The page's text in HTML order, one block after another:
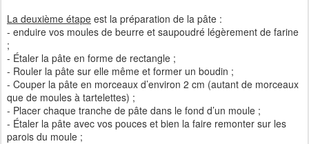
La deuxième étape est la préparation de la pâte :
- enduire vos moules de beurre et saupoudré légèrement de farine
;
- Étaler la pâte en forme de rectangle ;
- Rouler la pâte sur elle même et former un boudin ;
- Couper la pâte en morceaux d’environ 2 cm (autant de morceaux
que de moules à tartelettes) ;
- Placer chaque tranche de pâte dans le fond d’un moule ;
- Étaler la pâte avec vos pouces et bien la faire remonter sur les
parois du moule ;